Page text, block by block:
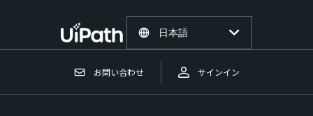
お問い合わせ サインイン
日本語